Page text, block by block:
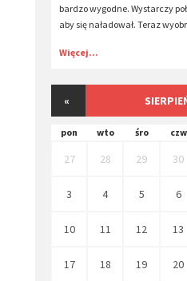
bardzo wygodne. Wystarczy
aby się naładował. Teraz
Więcej...
«
pon wto śro czw
27 28 29 30
3 4 5 6
10 11 12 13
17 18 19 20